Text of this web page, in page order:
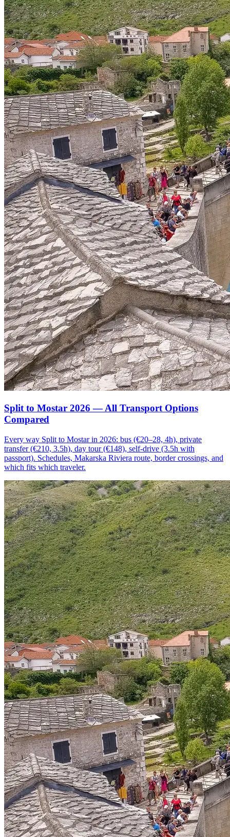
Split to Mostar 2026 — All Transport Options
Compared
Every way Split to Mostar in 2026: bus (€20–28, 4h), private
transfer (€210, 3.5h), day tour (€148), self-drive (3.5h with
passport). Schedules, Makarska Riviera route, border crossings, and
which fits which traveler.